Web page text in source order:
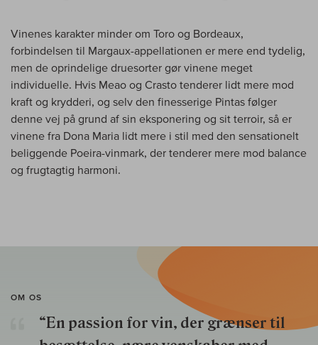
Vinenes karakter minder om Toro og Bordeaux,
forbindelsen til Margaux-appellationen er mere end tydelig,
men de oprindelige druesorter gør vinene meget
individuelle. Hvis Meao og Crasto tenderer lidt mere mod
kraft og krydderi, og selv den finesserige Pintas følger
denne vej på grund af sin eksponering og sit terroir, så er
vinene fra Dona Maria lidt mere i stil med den sensationelt
beliggende Poeira-vinmark, der tenderer mere mod balance
og frugtagtig harmoni.
OM OS
“En passion for vin, der grænser til